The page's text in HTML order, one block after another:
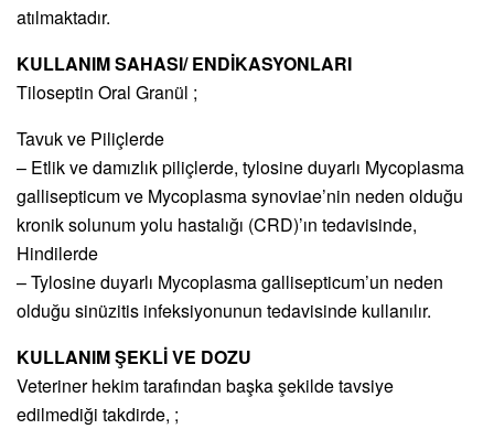
atılmaktadır.
KULLANIM SAHASI/ ENDİKASYONLARI
Tiloseptin Oral Granül ;
Tavuk ve Piliçlerde
– Etlik ve damızlık piliçlerde, tylosine duyarlı Mycoplasma
gallisepticum ve Mycoplasma synoviae’nin neden olduğu
kronik solunum yolu hastalığı (CRD)’ın tedavisinde,
Hindilerde
– Tylosine duyarlı Mycoplasma gallisepticum’un neden
olduğu sinüzitis infeksiyonunun tedavisinde kullanılır.
KULLANIM ŞEKLİ VE DOZU
Veteriner hekim tarafından başka şekilde tavsiye
edilmediği takdirde, ;